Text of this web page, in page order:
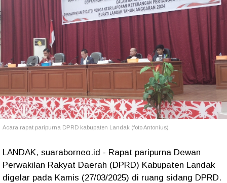
Acara rapat paripurna DPRD kabupaten Landak (foto Antonius)
LANDAK, suaraborneo.id - Rapat paripurna Dewan
Perwakilan Rakyat Daerah (DPRD) Kabupaten Landak
digelar pada Kamis (27/03/2025) di ruang sidang DPRD.